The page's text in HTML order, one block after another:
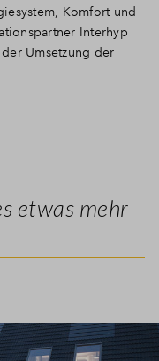
Komfort und
Interhyp
Umsetzung der
etwas mehr